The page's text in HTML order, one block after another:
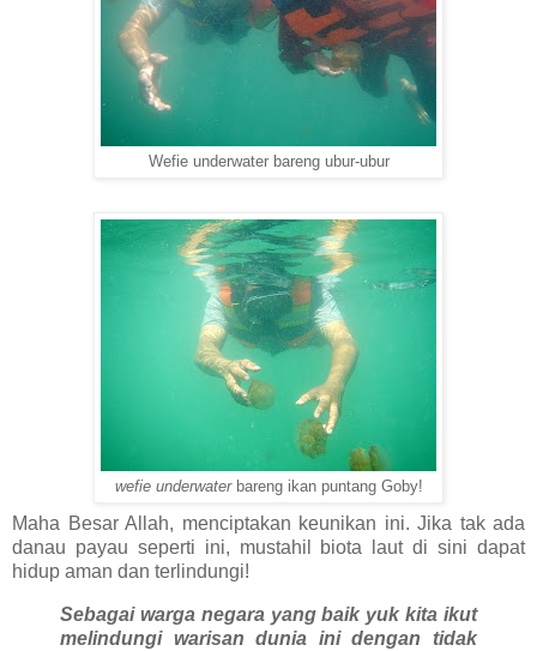
Wefie underwater bareng ubur-ubur
wefie underwaterbareng ikan puntang Goby!
Maha Besar Allah, menciptakan keunikan ini. Jika tak ada
danau payau seperti ini, mustahil biota laut di sini dapat
hidup aman dan terlindungi!
Sebagai warga negara yang baik yuk kita ikut
melindungi warisan dunia ini dengan tidak